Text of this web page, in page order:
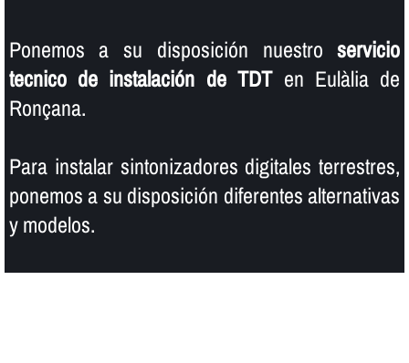
Ponemos a su disposición nuestroservicio
tecnico de instalación de TDTen Eulàlia de
Ronçana.
Para instalar sintonizadores digitales terrestres,
ponemos a su disposición diferentes alternativas
y modelos.